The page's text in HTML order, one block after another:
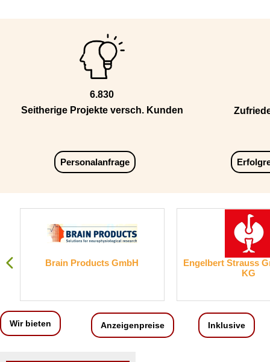
6.830
Seitherige Projekte versch. Kunden
Personalanfrage
Brain Products GmbH
Engelbert Strauss
KG
Wir bieten Anzeigenpreise Inklusive